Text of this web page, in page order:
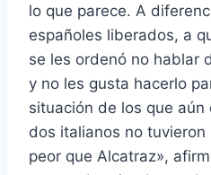
lo que parece. A
españoles liberados, a
se les ordenó no hablar
y no les gusta hacerlo
situación de los que aún
dos italianos no tuvieron
peor que Alcatraz»,